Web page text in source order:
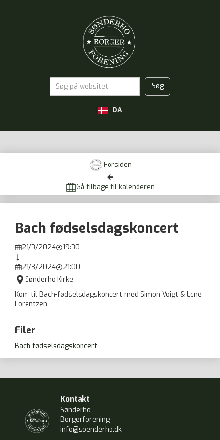
DA
Forsiden

Gå tilbage til kalenderen
Bach fødselsdagskoncert
21/3/202419:30

21/3/202421:00
 Sønderho Kirke
Kom til Bach-fødselsdagskoncert med Simon Voigt & Lene
Lorentzen
Filer
Bach fødselsdagskoncert
Kontakt
Sønderho
Borgerforening
info@soenderho.dk